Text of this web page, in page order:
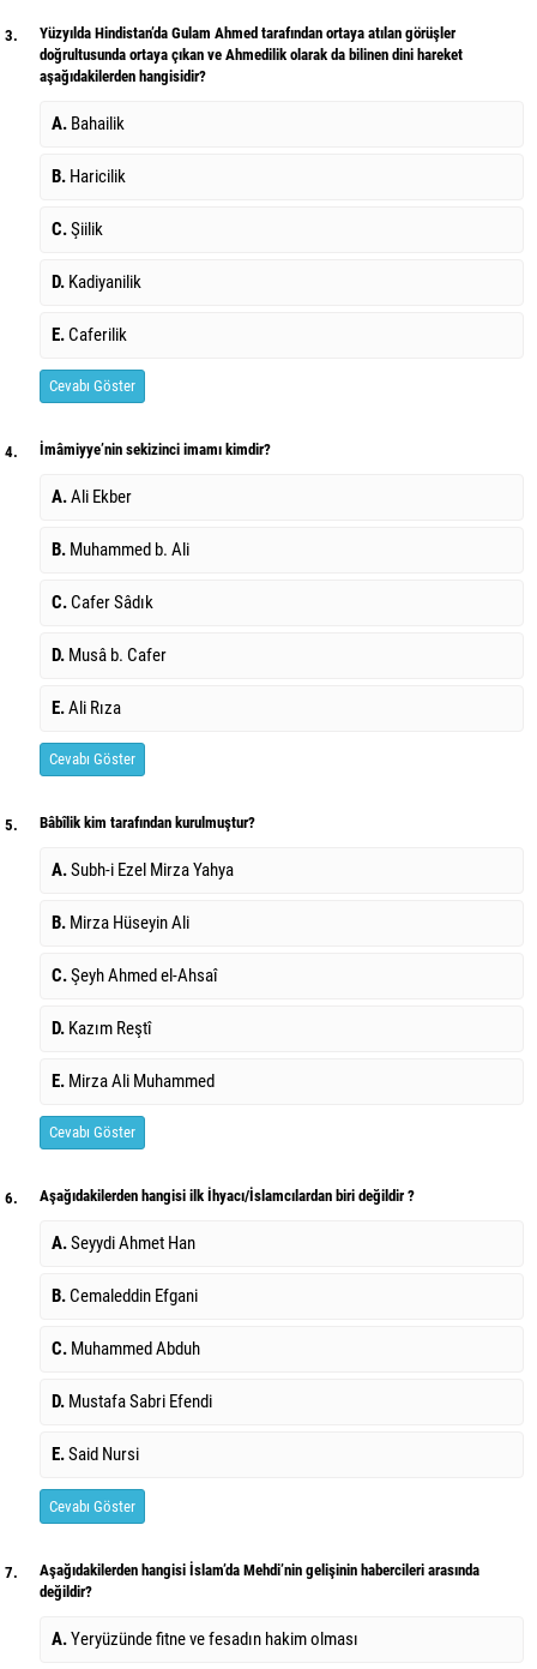
3.
Yüzyılda Hindistan’da Gulam Ahmed tarafından ortaya atılan görüşler
doğrultusunda ortaya çıkan ve Ahmedilik olarak da bilinen dini hareket
aşağıdakilerden hangisidir?
A. Bahailik
B. Haricilik
C.Şiilik
D. Kadiyanilik
E.Caferilik
Cevabı Göster
4. İmâmiyye’nin sekizinci imamı kimdir?
A.Ali Ekber
B. Muhammed b. Ali
C.Cafer Sâdık
D. Musâ b. Cafer
E.Ali Rıza
Cevabı Göster
5. Bâbîlik kim tarafından kurulmuştur?
A.Subh-i Ezel Mirza Yahya
B. Mirza Hüseyin Ali
C.Şeyh Ahmed el-Ahsaî
D. Kazım Reştî
E. Mirza Ali Muhammed
Cevabı Göster
6. Aşağıdakilerden hangisi ilk İhyacı/İslamcılardan biri değildir ?
A.Seyydi Ahmet Han
B.Cemaleddin Efgani
C. Muhammed Abduh
D. Mustafa Sabri Efendi
E.Said Nursi
Cevabı Göster
7.
Aşağıdakilerden hangisi İslam’da Mehdi’nin gelişinin habercileri arasında
değildir?
A.Yeryüzünde fitne ve fesadın hakim olması